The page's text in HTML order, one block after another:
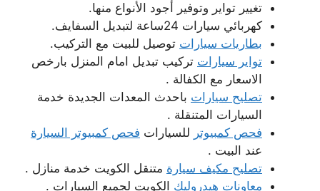
تغيير تواير وتوفير أجود الأنواع منها.
كهربائي سيارات 24ساعة لتبديل السفايف.
بطاريات سيارات توصيل للبيت مع التركيب.
تواير سيارات تركيب تبديل امام المنزل بارخص
الاسعار مع الكفالة .
تصليح سيارات باحدث المعدات الجديدة خدمة
السيارات المتنقلة .
فحص كمبيوتر للسيارات فحص كمبيوتر السيارة
عند البيت .
تصليح مكيف سيارة متنقل الكويت خدمة منازل .
معاونات هيدروليك الكويت لجميع السيارات .